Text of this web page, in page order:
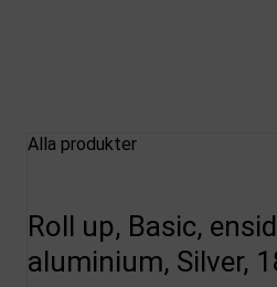
Alla produkter
Roll up, Basic,
aluminium, Silver,